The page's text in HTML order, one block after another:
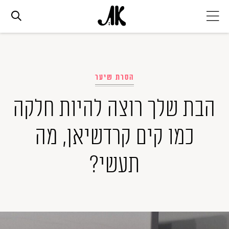
אופנה
ביוטי
סלבס
הסרת שיער
הבת שלך רוצה להיות חלקה
כמו קים קרדשיאן, מה
תעשי?